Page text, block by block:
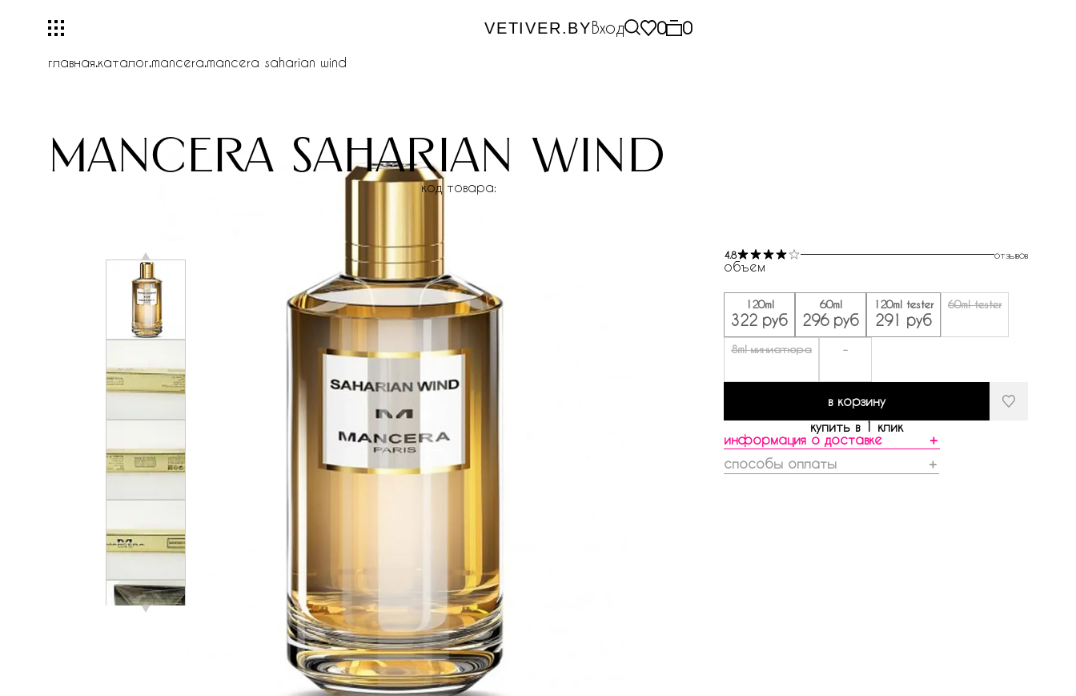
VETIVER.BYВход 0 0
главная.каталог.mancera.mancera saharian wind
mancera saharian wind
код товара:
4.8 отзывов
объем
120ml
322 руб
60ml
296 руб
120ml tester
291 руб
60ml tester
8ml миниатюра -
в корзину
купить в 1 клик
информация о доставке
＋
способы оплаты
＋